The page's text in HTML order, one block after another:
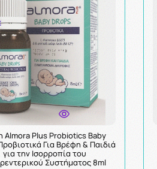
Almora Plus Probiotics Baby
Για Βρέφη & Παιδιά
για την Ισορροπία του
Συστήματος 8ml